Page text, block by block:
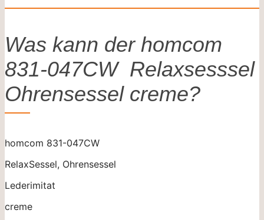
Was kann der homcom
831-047CW Relaxsesssel
Ohrensessel creme?
homcom 831-047CW
RelaxSessel, Ohrensessel
Lederimitat
creme